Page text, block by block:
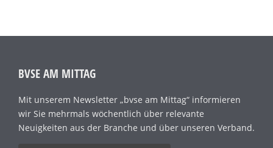
BVSE AM MITTAG
Mit unserem Newsletter „bvse am Mittag“ informieren
wir Sie mehrmals wöchentlich über relevante
Neuigkeiten aus der Branche und über unseren Verband.